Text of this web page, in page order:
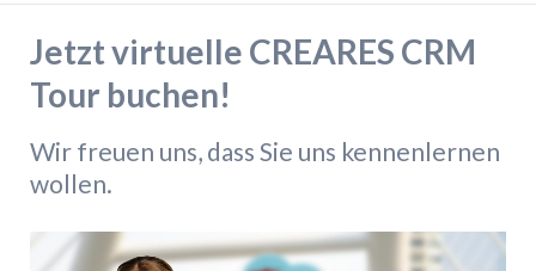
Jetzt virtuelle CREARES CRM
Tour buchen!
Wir freuen uns, dass Sie uns kennenlernen
wollen.